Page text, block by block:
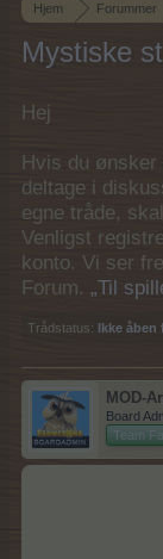
Hjem Forummer
Mystiske
Hej
Hvis du
deltage i
egne tråde,
Venligst
konto. Vi ser
Forum. „Til
Trådstatus: Ikke åben
MOD-
Board
Team